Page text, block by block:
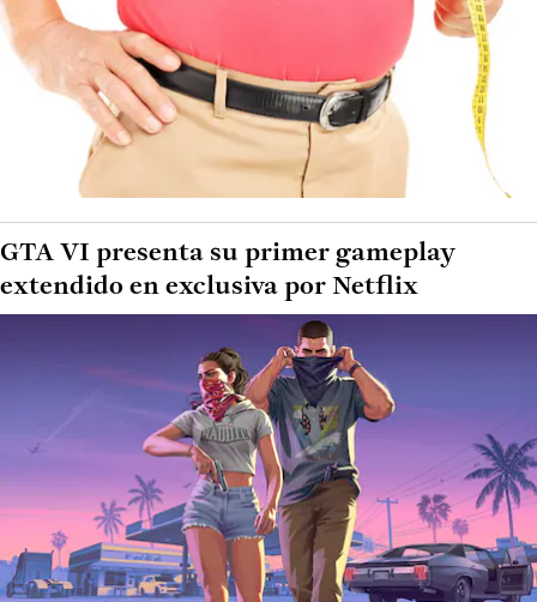
GTA VI presenta su primer gameplay
extendido en exclusiva por Netflix